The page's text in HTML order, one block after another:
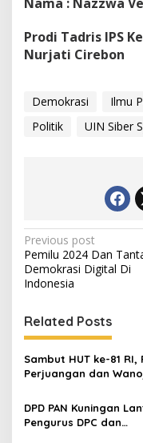
Prodi Tadris IPS
Nurjati Cirebon
Demokrasi Ilmu
Politik
UIN Siber
Post
navigation
Previous post
Pemilu 2024 Dan
Demokrasi Digital Di
Indonesia
Related Posts
Sambut HUT ke-81 RI,
Perjuangan dan
Kebersamaan
Karang Taruna
DPD PAN Kuningan
Pengurus DPC dan